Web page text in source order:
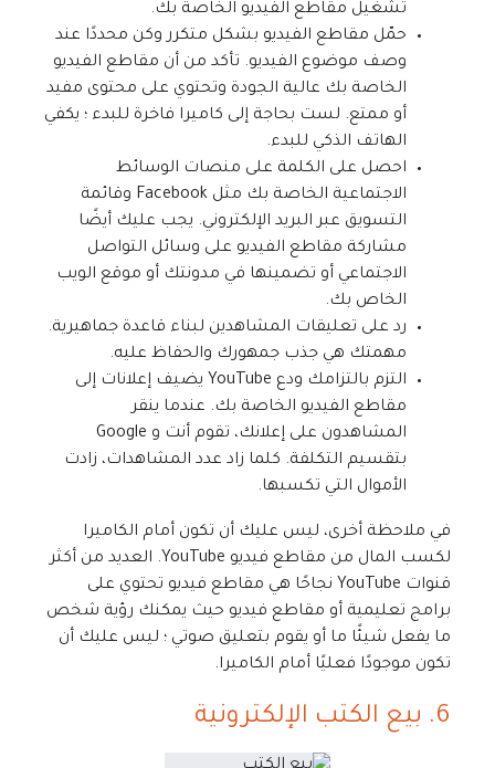
تشغيل مقاطع الفيديو الخاصة بك.
حمّل مقاطع الفيديو بشكل متكرر وكن محددًا عند
وصف موضوع الفيديو. تأكد من أن مقاطع الفيديو
الخاصة بك عالية الجودة وتحتوي على محتوى مفيد
أو ممتع. لست بحاجة إلى كاميرا فاخرة للبدء ؛ يكفي
الهاتف الذكي للبدء.
احصل على الكلمة على منصات الوسائط
الاجتماعية الخاصة بك مثل Facebook وقائمة
التسويق عبر البريد الإلكتروني. يجب عليك أيضًا
مشاركة مقاطع الفيديو على وسائل التواصل
الاجتماعي أو تضمينها في مدونتك أو موقع الويب
الخاص بك.
رد على تعليقات المشاهدين لبناء قاعدة جماهيرية.
مهمتك هي جذب جمهورك والحفاظ عليه.
التزم بالتزامك ودع YouTube يضيف إعلانات إلى
مقاطع الفيديو الخاصة بك. عندما ينقر
المشاهدون على إعلانك، تقوم أنت و Google
بتقسيم التكلفة. كلما زاد عدد المشاهدات، زادت
الأموال التي تكسبها.
في ملاحظة أخرى، ليس عليك أن تكون أمام الكاميرا
لكسب المال من مقاطع فيديو YouTube. العديد من أكثر
قنوات YouTube نجاحًا هي مقاطع فيديو تحتوي على
برامج تعليمية أو مقاطع فيديو حيث يمكنك رؤية شخص
ما يفعل شيئًا ما أو يقوم بتعليق صوتي ؛ ليس عليك أن
تكون موجودًا فعليًا أمام الكاميرا.
6. بيع الكتب الإلكترونية